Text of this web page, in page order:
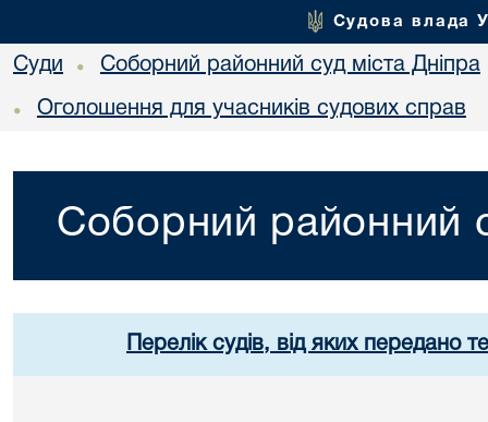
Судова влада
Суди • Соборний районний суд міста Дніпра
• Оголошення для учасників судових справ
Соборний районний
Перелік судів, від яких передано